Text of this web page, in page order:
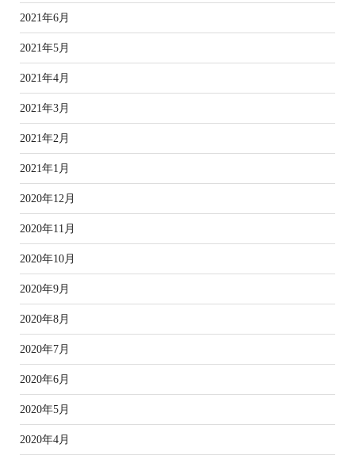
2021年6月
2021年5月
2021年4月
2021年3月
2021年2月
2021年1月
2020年12月
2020年11月
2020年10月
2020年9月
2020年8月
2020年7月
2020年6月
2020年5月
2020年4月